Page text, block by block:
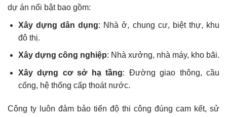
dự án nổi bật bao gồm:
Xây dựng dân dụng: Nhà ở, chung cư, biệt thự, khu
đô thị.
Xây dựng công nghiệp: Nhà xưởng, nhà máy, kho bãi.
Xây dựng cơ sở hạ tầng: Đường giao thông, cầu
cống, hệ thống cấp thoát nước.
Công ty luôn đảm bảo tiến độ thi công đúng cam kết, sử